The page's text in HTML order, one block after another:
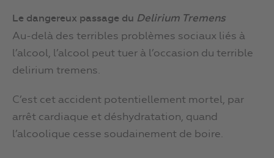
Le dangereux passage du Delirium Tremens
Au-delà des terribles problèmes sociaux liés à
l’alcool, l’alcool peut tuer à l’occasion du terrible
delirium tremens.
C’est cet accident potentiellement mortel, par
arrêt cardiaque et déshydratation, quand
l’alcoolique cesse soudainement de boire.